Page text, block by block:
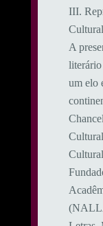
​III.
Cultural
​A
literário
um elo